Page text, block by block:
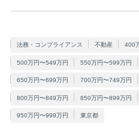
法務・コンプライアンス 不動産 400
500万円〜549万円 550万円〜599万円
650万円〜699万円 700万円〜749万円
800万円〜849万円 850万円〜899万円
950万円〜999万円 東京都